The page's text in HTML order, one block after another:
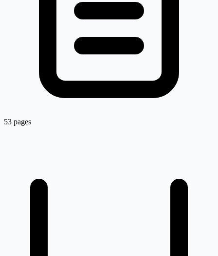
53 pages